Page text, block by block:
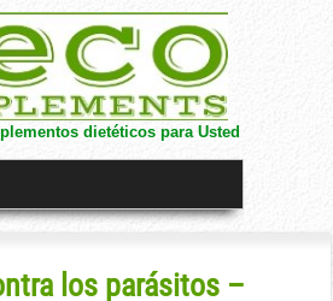
dietéticos para Usted
los parásitos –